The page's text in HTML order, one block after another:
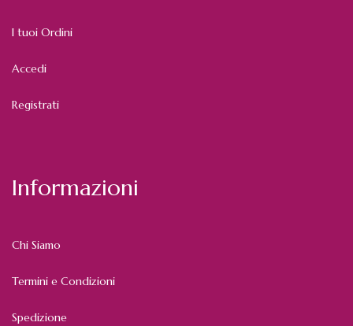
I tuoi Ordini
Accedi
Registrati
Informazioni
Chi Siamo
Termini e Condizioni
Spedizione